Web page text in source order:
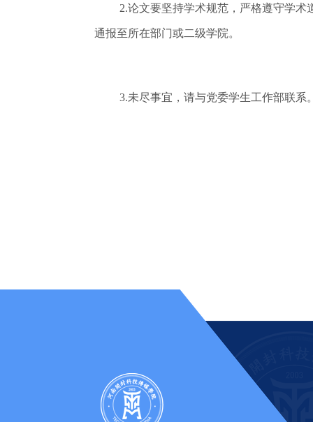
2.论文要坚持学术规范，严格遵守学
通报至所在部门或二级学院。
3.未尽事宜，请与党委学生工作部联系